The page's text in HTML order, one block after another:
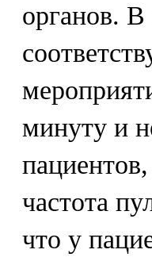
органов.
минуту и
частота
что у